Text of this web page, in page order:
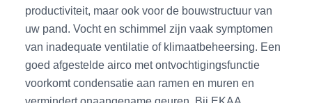
productiviteit, maar ook voor de bouwstructuur van
uw pand. Vocht en schimmel zijn vaak symptomen
van inadequate ventilatie of klimaatbeheersing. Een
goed afgestelde airco met ontvochtigingsfunctie
voorkomt condensatie aan ramen en muren en